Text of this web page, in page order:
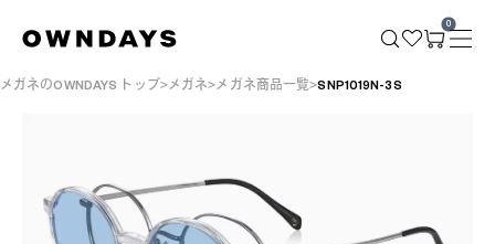
0
メガネのOWNDAYS トップ メガネ メガネ商品一覧 SNP1019N-3S